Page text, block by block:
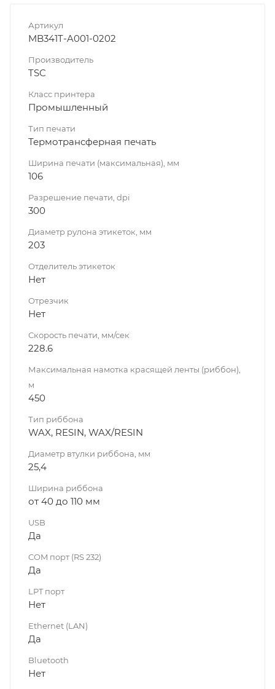
Артикул
MB341T-A001-0202
Производитель
TSC
Класс принтера
Промышленный
Тип печати
Термотрансферная печать
Ширина печати (максимальная), мм
106
Разрешение печати, dpi
300
Диаметр рулона этикеток, мм
203
Отделитель этикеток
Нет
Отрезчик
Нет
Скорость печати, мм/сек
228.6
Максимальная намотка красящей ленты (риббон),
м
450
Тип риббона
WAX, RESIN, WAX/RESIN
Диаметр втулки риббона, мм
25,4
Ширина риббона
от 40 до 110 мм
USB
Да
COM порт (RS 232)
Да
LPT порт
Нет
Ethernet (LAN)
Да
Bluetooth
Нет